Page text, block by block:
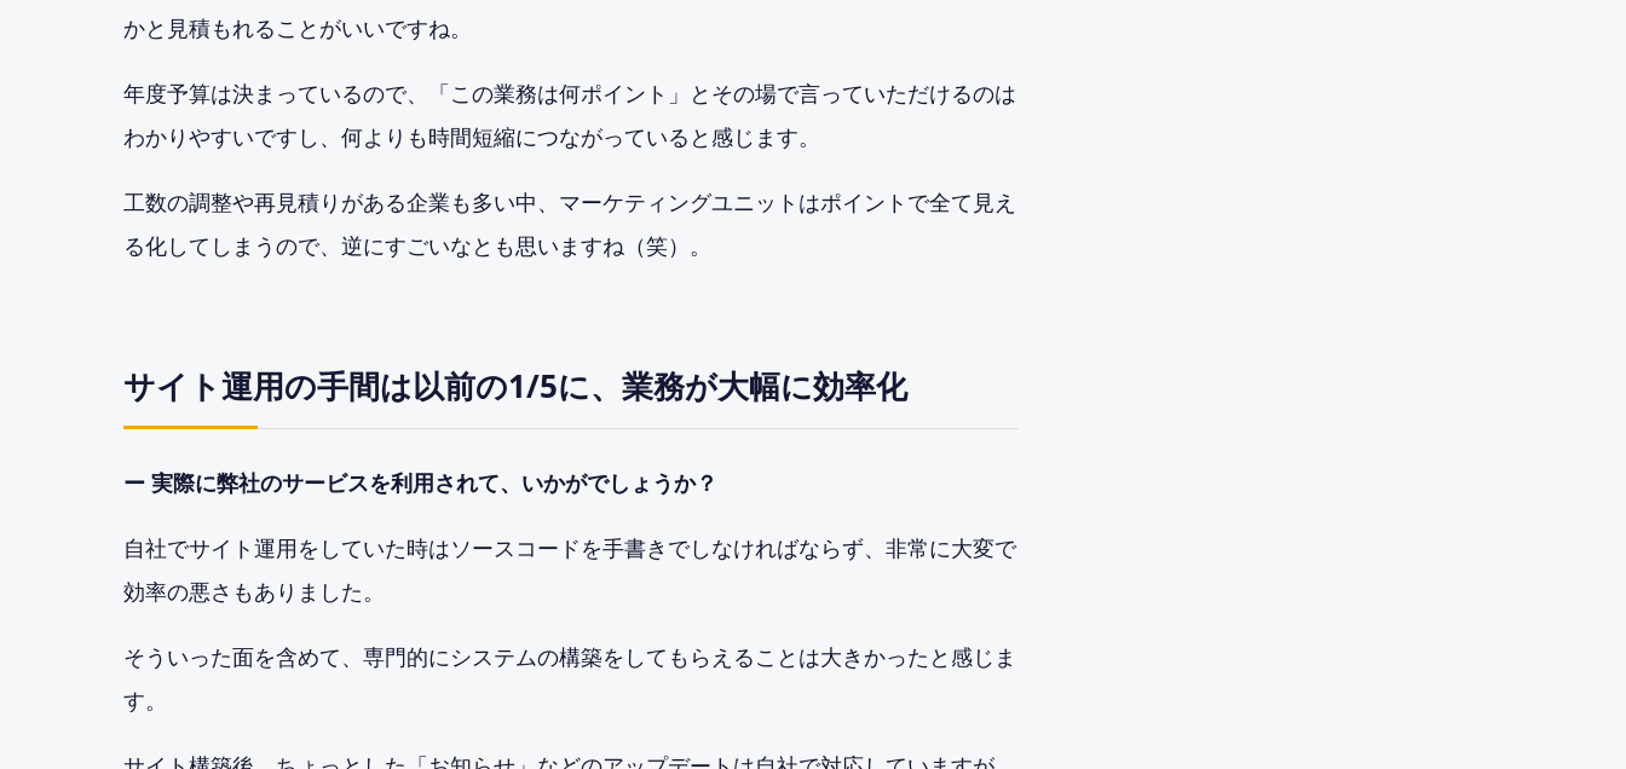
かと見積もれることがいいですね。
年度予算は決まっているので、「この業務は何ポイント」とその場で言っていただけるのは
わかりやすいですし、何よりも時間短縮につながっていると感じます。
工数の調整や再見積りがある企業も多い中、マーケティングユニットはポイントで全て見え
る化してしまうので、逆にすごいなとも思いますね（笑）。
サイト運用の手間は以前の1/5に、業務が大幅に効率化
ー 実際に弊社のサービスを利用されて、いかがでしょうか？
自社でサイト運用をしていた時はソースコードを手書きでしなければならず、非常に大変で
効率の悪さもありました。
そういった面を含めて、専門的にシステムの構築をしてもらえることは大きかったと感じま
す。